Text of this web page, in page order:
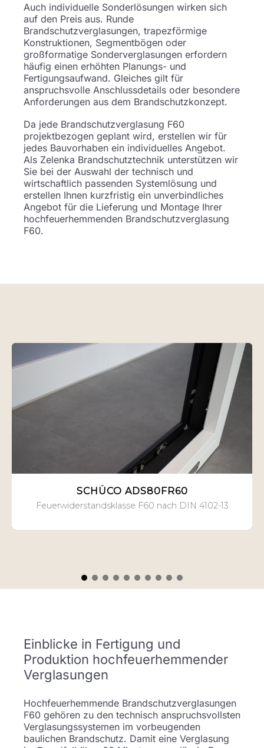
Auch individuelle Sonderlösungen wirken sich
auf den Preis aus. Runde
Brandschutzverglasungen, trapezförmige
Konstruktionen, Segmentbögen oder
großformatige Sonderverglasungen erfordern
häufig einen erhöhten Planungs- und
Fertigungsaufwand. Gleiches gilt für
anspruchsvolle Anschlussdetails oder besondere
Anforderungen aus dem Brandschutzkonzept.
Da jede Brandschutzverglasung F60
projektbezogen geplant wird, erstellen wir für
jedes Bauvorhaben ein individuelles Angebot.
Als Zelenka Brandschutztechnik unterstützen wir
Sie bei der Auswahl der technisch und
wirtschaftlich passenden Systemlösung und
erstellen Ihnen kurzfristig ein unverbindliches
Angebot für die Lieferung und Montage Ihrer
hochfeuerhemmenden Brandschutzverglasung
F60.
SCHÜCO ADS80FR60
Feuerwiderstandsklasse F60 nach DIN 4102-13
Einblicke in Fertigung und
Produktion hochfeuerhemmender
Verglasungen
Hochfeuerhemmende Brandschutzverglasungen
F60 gehören zu den technisch anspruchsvollsten
Verglasungssystemen im vorbeugenden
baulichen Brandschutz. Damit eine Verglasung